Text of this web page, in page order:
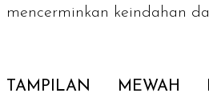
mencerminkan keindahan
TAMPILAN MEWAH